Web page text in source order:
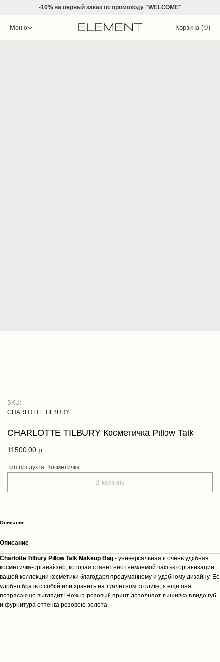
-10% напервый заказ по промокоду "WELCOME"
Корзина (
Меню )
0
CHARLOTTE TILBURY Косметичка Pillow Talk
CHARLOTTE TILBURY
SKU:
11500,00 р.
В корзину
Тип продукта: Косметичка
Описание
Описание
Charlotte Tilbury Pillow Talk Makeup Bag - универсальная и очень удобная
косметичка-органайзер, которая станет неотъемлемой частью организации
вашей коллекции косметики благодаря продуманному и удобному дизайну. Ее
удобно брать с собой или хранить на туалетном столике, а еще она
потрясающе выглядит! Нежно-розовый принт дополняет вышивка в виде губ
и фурнитура оттенка розового золота.